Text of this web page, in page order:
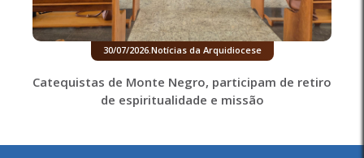
30/07/2026.Notícias da Arquidiocese
Catequistas de Monte Negro, participam de retiro
de espiritualidade e missão